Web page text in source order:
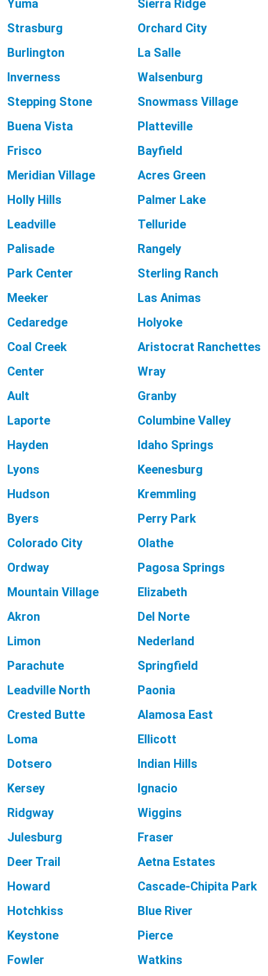
Yuma
Sierra Ridge
Strasburg
Orchard City
Burlington
La Salle
Inverness
Walsenburg
Stepping Stone
Snowmass Village
Buena Vista
Platteville
Frisco
Bayfield
Meridian Village
Acres Green
Holly Hills
Palmer Lake
Leadville
Telluride
Palisade
Rangely
Park Center
Sterling Ranch
Meeker
Las Animas
Cedaredge
Holyoke
Coal Creek
Aristocrat Ranchettes
Center
Wray
Ault
Granby
Laporte
Columbine Valley
Hayden
Idaho Springs
Lyons
Keenesburg
Hudson
Kremmling
Byers
Perry Park
Colorado City
Olathe
Ordway
Pagosa Springs
Mountain Village
Elizabeth
Akron
Del Norte
Limon
Nederland
Parachute
Springfield
Leadville North
Paonia
Crested Butte
Alamosa East
Loma
Ellicott
Dotsero
Indian Hills
Kersey
Ignacio
Ridgway
Wiggins
Julesburg
Fraser
Deer Trail
Aetna Estates
Howard
Cascade-Chipita Park
Hotchkiss
Blue River
Keystone
Pierce
Fowler
Watkins